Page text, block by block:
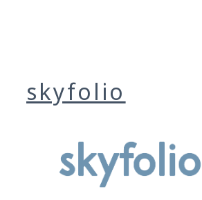
skyfolio